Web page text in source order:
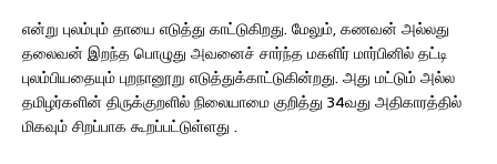
என்று புலம்பும் தாயை எடுத்து காட்டுகிறது. மேலும், கணவன் அல்லது
தலைவன் இறந்த பொழுது அவனைச் சார்ந்த மகளிர் மார்பினில் தட்டி
புலம்பியதையும் புறநானூறு எடுத்துக்காட்டுகின்றது. அது மட்டும் அல்ல
தமிழர்களின் திருக்குறளில் நிலையாமை குறித்து 34வது அதிகாரத்தில்
மிகவும் சிறப்பாக கூறப்பட்டுள்ளது .